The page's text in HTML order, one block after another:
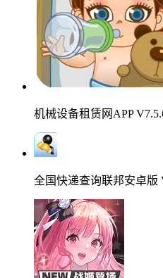
机械设备租赁网APP
全国快递查询联邦安卓版